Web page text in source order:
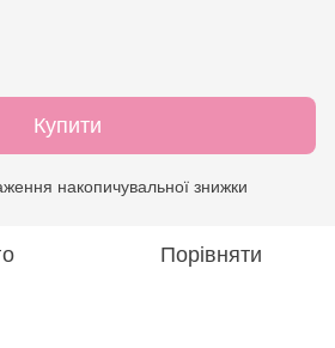
Купити
накопичувальної знижки
Порівняти